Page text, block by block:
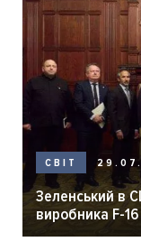
СВІТ
Зеленський в
виробника F-